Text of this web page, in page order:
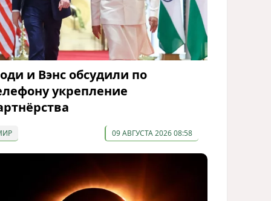
и Вэнс обсудили по
укрепление
09 АВГУСТА 2026 08:58